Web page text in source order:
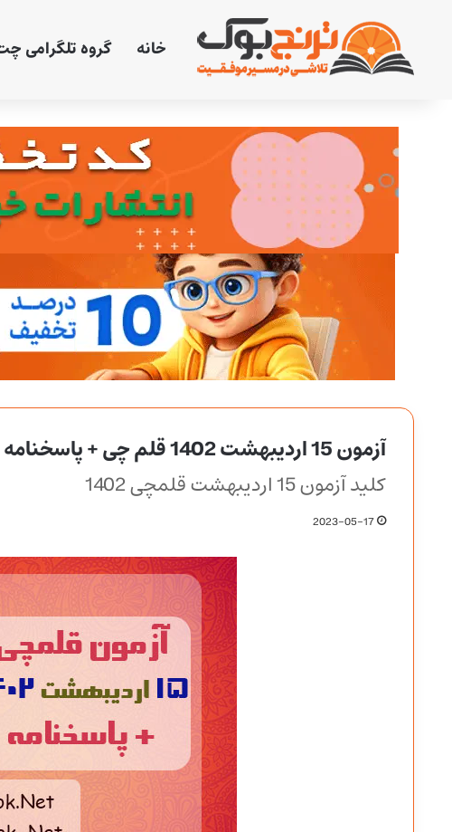
خانه گروه تلگرامی
آزمون 15 اردیبهشت 1402 قلم چی + پاسخنامه
کلید آزمون 15 اردیبهشت قلمچی 1402
2023-05-17